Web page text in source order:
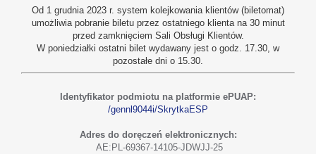
Od 1 grudnia 2023 r. system kolejkowania klientów (biletomat)
umożliwia pobranie biletu przez ostatniego klienta na 30 minut
przed zamknięciem Sali Obsługi Klientów.
W poniedziałki ostatni bilet wydawany jest o godz. 17.30, w
pozostałe dni o 15.30.
Identyfikator podmiotu na platformie ePUAP:
/gennl9044i/SkrytkaESP
Adres do doręczeń elektronicznych:
AE:PL-69367-14105-JDWJJ-25